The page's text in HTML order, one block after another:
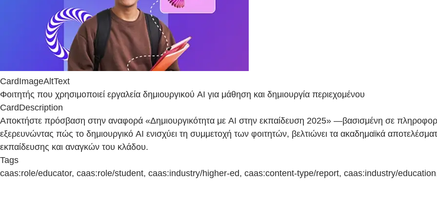
CardImageAltText
Φοιτητής που χρησιμοποιεί εργαλεία δημιουργικού AI για μάθηση και δημιουργία περιεχομένου
CardDescription
Αποκτήστε πρόσβαση στην αναφορά «Δημιουργικότητα με AI στην εκπαίδευση 2025» —βασισμένη σε
εξερευνώντας πώς το δημιουργικό AI ενισχύει τη συμμετοχή των φοιτητών, βελτιώνει τα ακαδημαϊκά
εκπαίδευσης και αναγκών του κλάδου.
Tags
caas:role/educator, caas:role/student, caas:industry/higher-ed, caas:content-type/report, caas:industry/